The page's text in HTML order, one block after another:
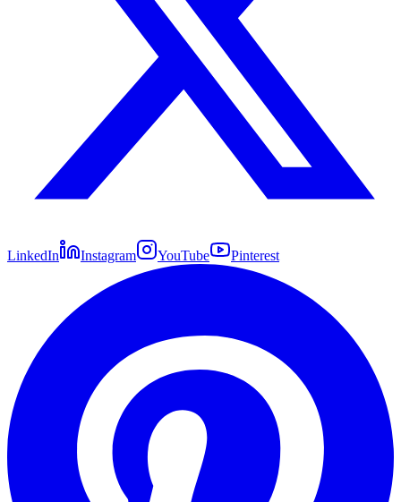
LinkedIn Instagram YouTube Pinterest